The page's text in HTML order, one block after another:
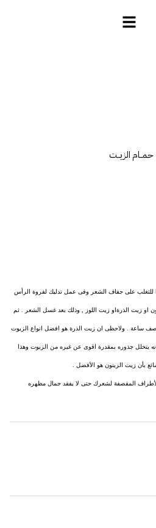
للتغلب على جفاف الشعر وفى عمل تدليك لفروة الرأس
او زيت الذرةاو زيت اللوز , وذلك بعد غسل الشعر . ثم
ساعة . ولاحظى ان زيت الذرة هو افضل انواع الزيوت
يتخلل جذوره بمقدرة اقوى عن غيره من الزيوت وهذا
بأن زيت الزيتون هو الأفضل .
المقصفة لشعرك حتى لا يفقد جمال مظهره